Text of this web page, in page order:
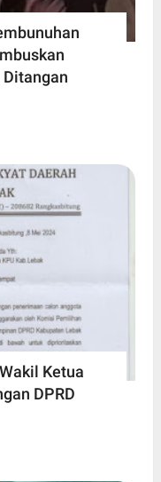
Ditangan
Ketua
DPRD